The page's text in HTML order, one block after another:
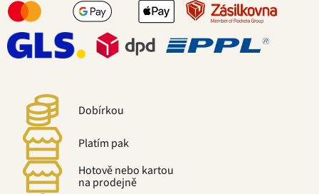
Dobírkou
Platím pak
Hotově nebo kartou
na prodejně